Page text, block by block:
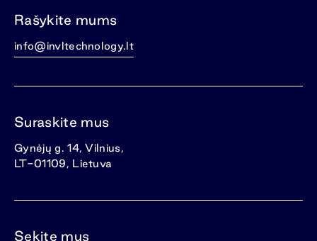
Rašykite mums
info@invltechnology.lt
Suraskite mus
Gynėjų g. 14, Vilnius,
LT-01109, Lietuva
Sekite mus